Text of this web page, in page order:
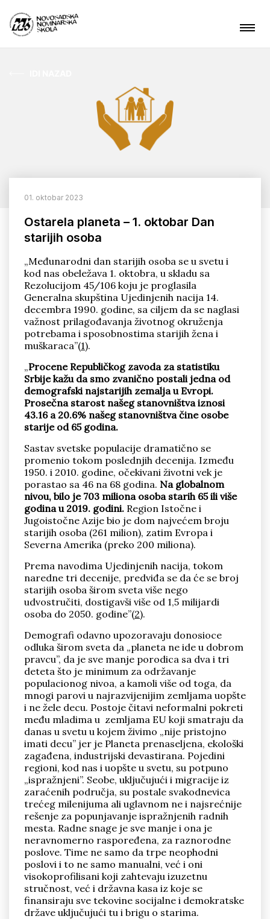
Aktuelnosti
O nama
Čime se bavimo?
Projekti
ARHIVA
01. oktobar 2023
Ostarela planeta – 1. oktobar Dan
starijih osoba
„Međunarodni dan starijih osoba se u svetu i
kod nas obeležava 1. oktobra, u skladu sa
Rezolucijom 45/106 koju je proglasila
Generalna skupština Ujedinjenih nacija 14.
decembra 1990. godine, sa ciljem da se naglasi
važnost prilagođavanja životnog okruženja
potrebama i sposobnostima starijih žena i
muškaraca”(1).
„Procene Republičkog zavoda za statistiku
Srbije kažu da smo zvanično postali jedna od
demografski najstarijih zemalja u Evropi.
Prosečna starost našeg stanovništva iznosi
43.16 a 20.6% našeg stanovništva čine osobe
starije od 65 godina.
Sastav svetske populacije dramatično se
promenio tokom poslednjih decenija. Između
1950. i 2010. godine, očekivani životni vek je
porastao sa 46 na 68 godina. Na globalnom
nivou, bilo je 703 miliona osoba starih 65 ili više
godina u 2019. godini. Region Istočne i
Jugoistočne Azije bio je dom najvećem broju
starijih osoba (261 milion), zatim Evropa i
Severna Amerika (preko 200 miliona).
Prema navodima Ujedinjenih nacija, tokom
naredne tri decenije, predviđa se da će se broj
starijih osoba širom sveta više nego
udvostručiti, dostigavši više od 1,5 milijardi
osoba do 2050. godine”(2).
Demografi odavno upozoravaju donosioce
odluka širom sveta da „planeta ne ide u dobrom
pravcu”, da je sve manje porodica sa dva i tri
deteta što je minimum za održavanje
populacionog nivoa, a kamoli više od toga, da
mnogi parovi u najrazvijenijim zemljama uopšte
i ne žele decu. Postoje čitavi neformalni pokreti
među mladima u zemljama EU koji smatraju da
danas u svetu u kojem živimo „nije pristojno
imati decu” jer je Planeta prenaseljena, ekološki
zagađena, industrijski devastirana. Pojedini
regioni, kod nas i uopšte u svetu, su potpuno
„ispražnjeni”. Seobe, uključujući i migracije iz
zaraćenih područja, su postale svakodnevica
trećeg milenijuma ali uglavnom ne i najsrećnije
rešenje za popunjavanje ispražnjenih radnih
mesta. Radne snage je sve manje i ona je
neravnomerno raspoređena, za raznorodne
poslove. Time ne samo da trpe neophodni
poslovi i to ne samo manualni, već i oni
visokoprofilisani koji zahtevaju izuzetnu
stručnost, već i državna kasa iz koje se
finansiraju sve tekovine socijalne i demokratske
države uključujući tu i brigu o starima.